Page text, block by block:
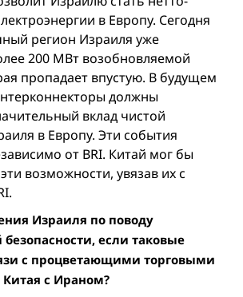
в Европу. Сегодня
регион Израиля уже
200 МВт возобновляемой
пропадает впустую. В будущем
должны
вклад чистой
в Европу. Эти события
от BRI. Китай мог бы
возможности, увязав их с
Израиля по поводу
если таковые
с процветающими торговыми
с Ираном?